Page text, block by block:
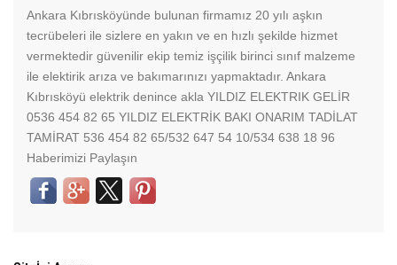
Ankara Kıbrısköyünde bulunan firmamız 20 yılı aşkın
tecrübeleri ile sizlere en yakın ve en hızlı şekilde hizmet
vermektedir güvenilir ekip temiz işçilik birinci sınıf malzeme
ile elektirik arıza ve bakımarınızı yapmaktadır. Ankara
Kıbrısköyü elektrik denince akla YILDIZ ELEKTRIK GELİR
0536 454 82 65 YILDIZ ELEKTRİK BAKI ONARIM TADİLAT
TAMİRAT 536 454 82 65/532 647 54 10/534 638 18 96
Haberimizi Paylaşın